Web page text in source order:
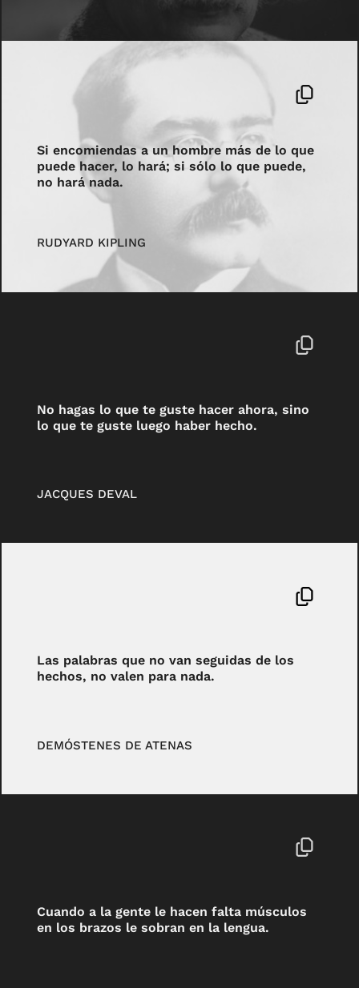
Si encomiendas a un hombre más de lo que
puede hacer, lo hará; si sólo lo que puede,
no hará nada.
RUDYARD KIPLING
No hagas lo que te guste hacer ahora, sino
lo que te guste luego haber hecho.
JACQUES DEVAL
Las palabras que no van seguidas de los
hechos, no valen para nada.
DEMÓSTENES DE ATENAS
Cuando a la gente le hacen falta músculos
en los brazos le sobran en la lengua.